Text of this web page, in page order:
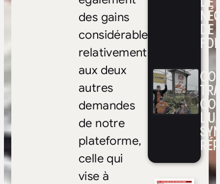
DE
FOI
des gains
considérables
relativement
aux deux
autres
demandes
de notre
plateforme,
celle qui
vise à